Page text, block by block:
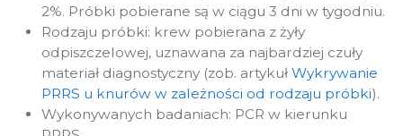
2%. Próbki pobierane są w ciągu 3 dni w tygodniu.
Rodzaju próbki: krew pobierana z żyły
odpiszczelowej, uznawana za najbardziej czuły
materiał diagnostyczny (zob. artykuł Wykrywanie
PRRS u knurów w zależności od rodzaju próbki).
Wykonywanych badaniach: PCR w kierunku